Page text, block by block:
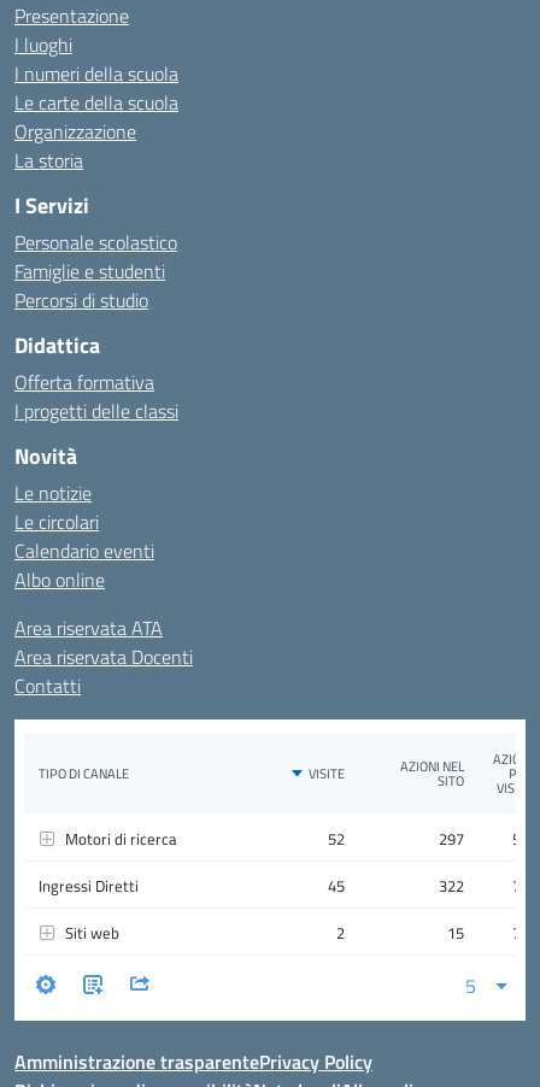
Presentazione
I luoghi
I numeri della scuola
Le carte della scuola
Organizzazione
La storia
I Servizi
Personale scolastico
Famiglie e studenti
Percorsi di studio
Didattica
Offerta formativa
I progetti delle classi
Novità
Le notizie
Le circolari
Calendario eventi
Albo online
Area riservata ATA
Area riservata Docenti
Contatti
Amministrazione trasparentePrivacy Policy